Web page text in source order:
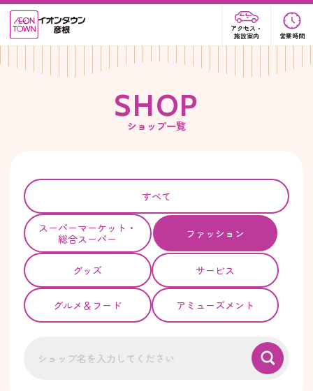
アクセス・
施設案内
営業時間
SHOP
ショップ一覧
すべて
スーパーマーケット・
総合スーパー
ファッション
グッズ サービス
グルメ＆フード アミューズメント